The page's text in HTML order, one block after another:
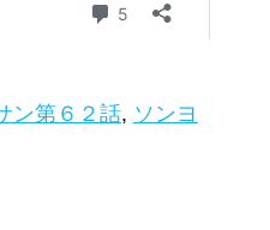
ン第６２話, ソンヨ